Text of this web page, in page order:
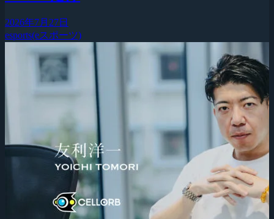
2026年7月27日
esports(eスポーツ)